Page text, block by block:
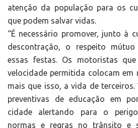
atenção da população para os
que podem salvar vidas.
“É necessário promover, junto à
descontração, o respeito
essas festas. Os motoristas
velocidade permitida colocam em
mais que isso, a vida de
preventivas de educação em
cidade alertando para o
normas e regras no trânsito e